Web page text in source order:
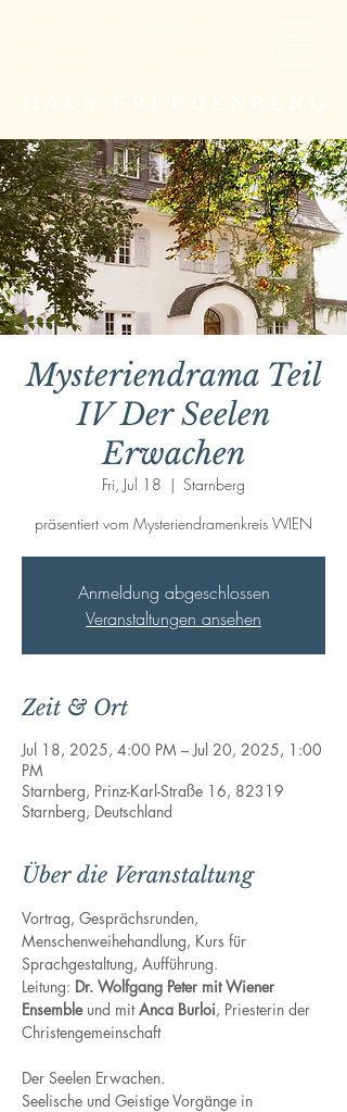
Mysteriendrama Teil
IV Der Seelen
Erwachen
Fri, Jul 18
  |
Starnberg
präsentiert vom Mysteriendramenkreis WIEN
Anmeldung abgeschlossen
Veranstaltungen ansehen
Zeit & Ort
Jul 18, 2025, 4:00 PM – Jul 20, 2025, 1:00
PM
Starnberg, Prinz-Karl-Straße 16, 82319
Starnberg, Deutschland
Über die Veranstaltung
Vortrag, Gesprächsrunden,
Menschenweihehandlung, Kurs für
Sprachgestaltung, Aufführung.
Leitung: Dr. Wolfgang Peter mit Wiener
Ensemble und mit Anca Burloi, Priesterin der
Christengemeinschaft
Der Seelen Erwachen.
Seelische und Geistige Vorgänge in